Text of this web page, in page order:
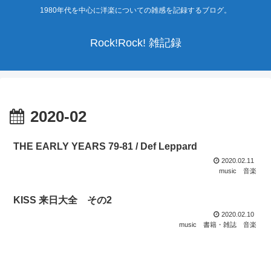
1980年代を中心に洋楽についての雑感を記録するブログ。
Rock!Rock! 雑記録
2020-02
THE EARLY YEARS 79-81 / Def Leppard
2020.02.11
music
音楽
KISS 来日大全 その2
2020.02.10
music
書籍・雑誌 音楽